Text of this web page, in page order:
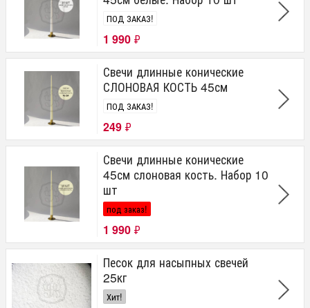
ПОД ЗАКАЗ!
1 990 ₽
Свечи длинные конические
СЛОНОВАЯ КОСТЬ 45см
ПОД ЗАКАЗ!
249 ₽
Свечи длинные конические
45см слоновая кость. Набор 10
шт
под заказ!
1 990 ₽
Песок для насыпных свечей
25кг
Хит!